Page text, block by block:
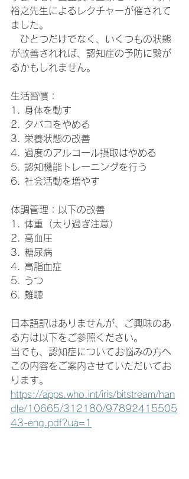
裕之先生によるレクチャーが催されて
ました。
ひとつだけでなく、いくつもの状態
が改善されれば、認知症の予防に繋が
るかもしれません。
生活習慣：
1. 身体を動す
2. タバコをやめる
3. 栄養状態の改善
4. 過度のアルコール摂取はやめる
5. 認知機能トレーニングを行う
6. 社会活動を増やす
体調管理：以下の改善
1. 体重（太り過ぎ注意）
2. 高血圧
3. 糖尿病
4. 高脂血症
5. うつ
6. 難聴
日本語訳はありませんが、ご興味のあ
る方は以下をご参照ください。
当でも、認知症についてお悩みの方へ
この内容をご案内させていただいてお
ります。
https://apps.who.int/iris/bitstream/han
dle/10665/312180/97892415505
43-eng.pdf?ua=1